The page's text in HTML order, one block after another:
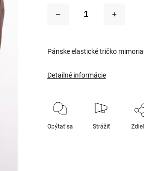
Pánske elastické tričko
Detailné informácie
Opýtať sa Strážiť